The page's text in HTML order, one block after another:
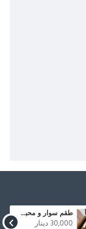
طقم سوار و محبس من حجر العقيق المطحون الملون و صدف
30,000 دينار